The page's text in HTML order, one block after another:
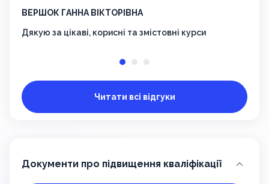
ВЕРШОК ГАННА ВІКТОРІВНА
Дякую за цікаві, корисні та змістовні курси
Читати всі відгуки
Документи про підвищення кваліфікації